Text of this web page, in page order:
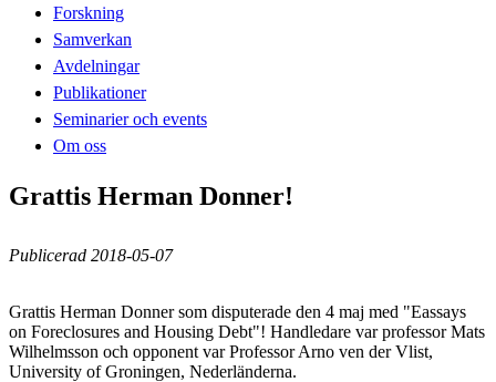
Forskning
Samverkan
Avdelningar
Publikationer
Seminarier och events
Om oss
Grattis Herman Donner!
Publicerad 2018-05-07
Grattis Herman Donner som disputerade den 4 maj med "Eassays
on Foreclosures and Housing Debt"! Handledare var professor Mats
Wilhelmsson och opponent var Professor Arno ven der Vlist,
University of Groningen, Nederländerna.